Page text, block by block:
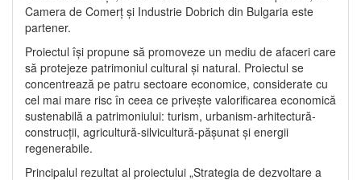
Camera de Comerț și Industrie Dobrich din Bulgaria este
partener.
Proiectul își propune să promoveze un mediu de afaceri care
să protejeze patrimoniul cultural și natural. Proiectul se
concentrează pe patru sectoare economice, considerate cu
cel mai mare risc în ceea ce privește valorificarea economică
sustenabilă a patrimoniului: turism, urbanism-arhitectură-
construcții, agricultură-silvicultură-pășunat și energii
regenerabile.
Principalul rezultat al proiectului „Strategia de dezvoltare a